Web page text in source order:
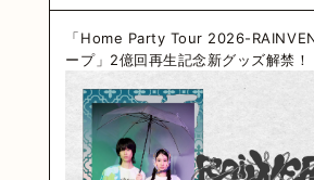
「Home Party Tour 2026-
ープ」2億回再生記念新グッズ解禁！